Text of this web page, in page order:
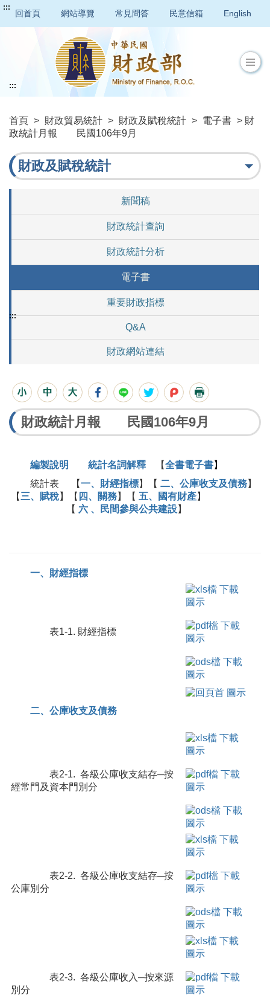
:::
回首頁 網站導覽 常見問答 民意信箱 English
首頁 > 財政貿易統計 > 財政及賦稅統計 > 電子書 > 財
政統計月報 民國106年9月
:::
財政及賦稅統計
新聞稿
財政統計查詢
財政統計分析
電子書
重要財政指標
Q&A
財政網站連結
:::
財政統計月報 民國106年9月
編製說明 統計名詞解釋 【全書電子書】
統計表 【一、財經指標】【 二、公庫收支及債務】
【 三、賦稅】【 四、關務】【 五、國有財產】
【 六 、民間參與公共建設】
一、財經指標
表1-1. 財經指標
二、公庫收支及債務
表2-1. 各級公庫收支結存─按
經常門及資本門別分
表2-2. 各級公庫收支結存─按
公庫別分
表2-3. 各級公庫收入─按來源
別分